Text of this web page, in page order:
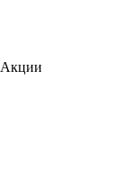
Акции